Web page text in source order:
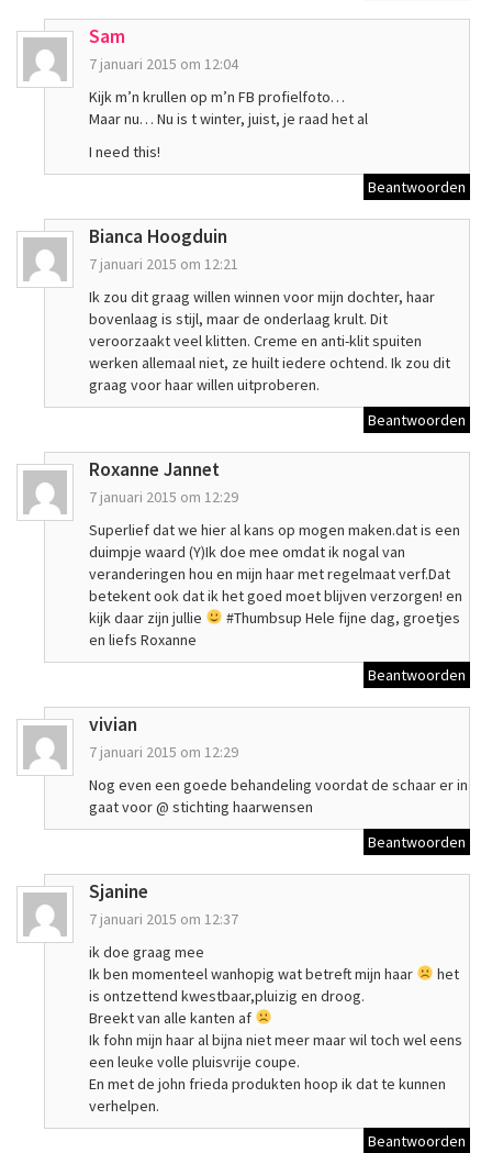
Sam
7 januari 2015 om 12:04
Kijk m’n krullen op m’n FB profielfoto…
Maar nu… Nu is t winter, juist, je raad het al
I need this!
Beantwoorden
Bianca Hoogduin
7 januari 2015 om 12:21
Ik zou dit graag willen winnen voor mijn dochter, haar
bovenlaag is stijl, maar de onderlaag krult. Dit
veroorzaakt veel klitten. Creme en anti-klit spuiten
werken allemaal niet, ze huilt iedere ochtend. Ik zou dit
graag voor haar willen uitproberen.
Beantwoorden
Roxanne Jannet
7 januari 2015 om 12:29
Superlief dat we hier al kans op mogen maken.dat is een
duimpje waard (Y)Ik doe mee omdat ik nogal van
veranderingen hou en mijn haar met regelmaat verf.Dat
betekent ook dat ik het goed moet blijven verzorgen! en
kijk daar zijn jullie
#Thumbsup Hele fijne dag, groetjes
en liefs Roxanne
Beantwoorden
vivian
7 januari 2015 om 12:29
Nog even een goede behandeling voordat de schaar er in
gaat voor @ stichting haarwensen
Beantwoorden
Sjanine
7 januari 2015 om 12:37
ik doe graag mee
Ik ben momenteel wanhopig wat betreft mijn haar
het
is ontzettend kwestbaar,pluizig en droog.
Breekt van alle kanten af
Ik fohn mijn haar al bijna niet meer maar wil toch wel eens
een leuke volle pluisvrije coupe.
En met de john frieda produkten hoop ik dat te kunnen
verhelpen.
Beantwoorden